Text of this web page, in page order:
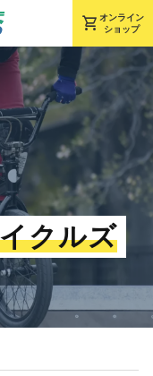
shopping_cart オンライン
ショップ
クルズ